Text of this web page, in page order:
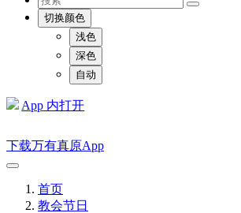
切换颜色
浅色
深色
自动
App 内打开
下载万有真原App
首页
教会节日